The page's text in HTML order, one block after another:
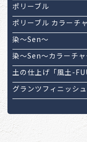
ポリーブル
ポリーブル カラーチ
染～Sen～
染～Sen～カラーチャ
土の仕上げ「風土-
グランツフィニッシュ